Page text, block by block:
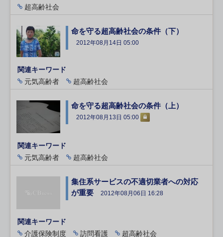
超高齢社会
命を守る超高齢社会の条件（下）
2012年08月14日 05:00
関連キーワード
元気高齢者
超高齢社会
命を守る超高齢社会の条件（上）
2012年08月13日 05:00
関連キーワード
元気高齢者
超高齢社会
集住系サービスの不適切業者への対応
が重要
2012年08月06日 16:28
関連キーワード
介護保険制度
訪問看護 超高齢社会